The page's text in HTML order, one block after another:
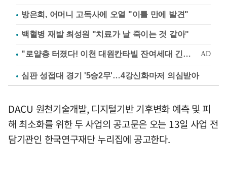
방은희, 어머니 고독사에 오열 "이틀 만에 발견"
백혈병 재발 최성원 "치료가 날 죽이는 것 같아"
심판 성접대 경기 '5승2무'…4강신화마저 의심받아
DACU 원천기술개발, 디지털기반 기후변화 예측 및 피
해 최소화를 위한 두 사업의 공고문은 오는 13일 사업 전
담기관인 한국연구재단 누리집에 공고한다.